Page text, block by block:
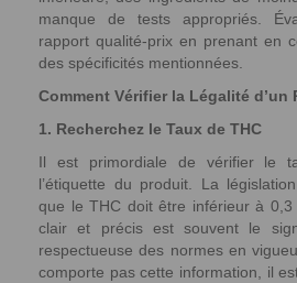
manque de tests appropriés.
rapport qualité-prix en prenant en
des spécificités mentionnées.
Comment Vérifier la Légalité d’un
1. Recherchez le Taux de THC
Il est primordiale de vérifier le
l’étiquette du produit. La
que le THC doit être inférieur à 0,3
clair et précis est souvent le
respectueuse des normes en
comporte pas cette information, il